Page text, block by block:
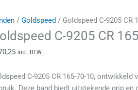
/ Goldspeed / Goldspeed C-9205 CR
C-9205 CR
incl. BTW
C-9205 CR 165-70-10,